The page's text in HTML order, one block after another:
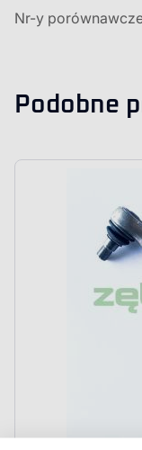
Nr-y
Podobne